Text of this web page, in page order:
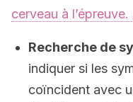
cerveau à
Recherche de
indiquer si les
coïncident avec